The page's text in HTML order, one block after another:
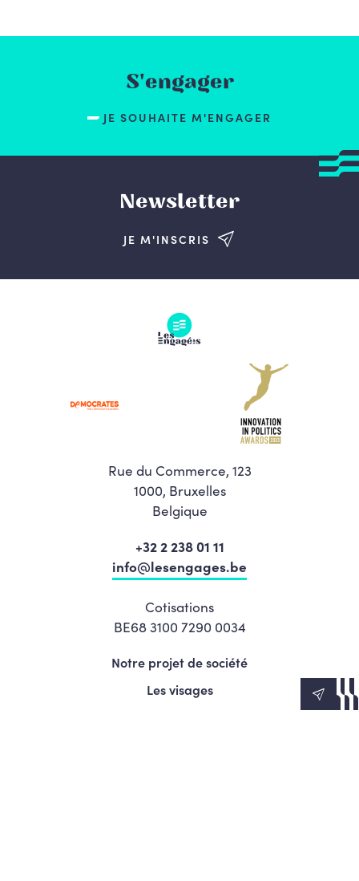
S'engager
JE SOUHAITE M'ENGAGER
Newsletter
JE M'INSCRIS
Rue du Commerce, 123
1000, Bruxelles
Belgique
+32 2 238 01 11
info@lesengages.be
Cotisations
BE68 3100 7290 0034
Notre projet de société
Les visages